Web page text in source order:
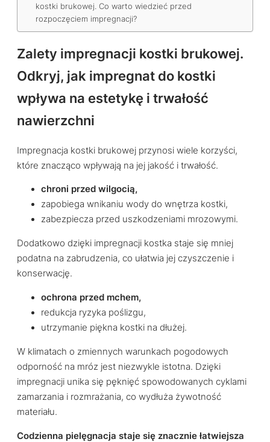
kostki brukowej. Co warto wiedzieć przed
rozpoczęciem impregnacji?
Zalety impregnacji kostki brukowej.
Odkryj, jak impregnat do kostki
wpływa na estetykę i trwałość
nawierzchni
Impregnacja kostki brukowej przynosi wiele korzyści,
które znacząco wpływają na jej jakość i trwałość.
chroni przed wilgocią,
zapobiega wnikaniu wody do wnętrza kostki,
zabezpiecza przed uszkodzeniami mrozowymi.
Dodatkowo dzięki impregnacji kostka staje się mniej
podatna na zabrudzenia, co ułatwia jej czyszczenie i
konserwację.
ochrona przed mchem,
redukcja ryzyka poślizgu,
utrzymanie piękna kostki na dłużej.
W klimatach o zmiennych warunkach pogodowych
odporność na mróz jest niezwykle istotna. Dzięki
impregnacji unika się pęknięć spowodowanych cyklami
zamarzania i rozmrażania, co wydłuża żywotność
materiału.
Codzienna pielęgnacja staje się znacznie łatwiejsza